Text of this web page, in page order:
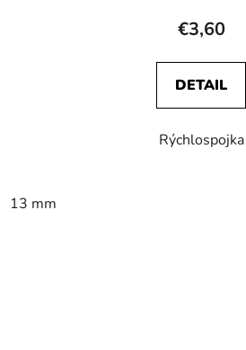
€3,60
DETAIL
Rýchlospojka
13 mm